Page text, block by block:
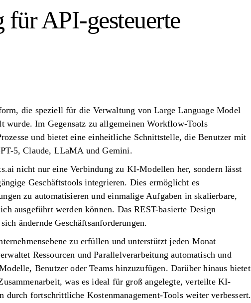
API-gesteuerte
die speziell für die Verwaltung von Large Language Model
Im Gegensatz zu allgemeinen Workflow-Tools
und bietet eine einheitliche Schnittstelle, die Benutzer mit
5, Claude, LLaMA und Gemini.
nicht nur eine Verbindung zu KI-Modellen her, sondern lässt
Geschäftstools integrieren. Dies ermöglicht es
zu automatisieren und einmalige Aufgaben in skalierbare,
ausgeführt werden können. Das REST-basierte Design
ändernde Geschäftsanforderungen.
zu erfüllen und unterstützt jeden Monat
Ressourcen und Parallelverarbeitung automatisch und
Benutzer oder Teams hinzuzufügen. Darüber hinaus bietet
was es ideal für groß angelegte, verteilte KI-
fortschrittliche Kostenmanagement-Tools weiter verbessert.